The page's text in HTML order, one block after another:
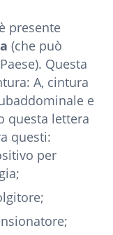
presente
(che può
Questa
A, cintura
e
questa lettera
questi:
per